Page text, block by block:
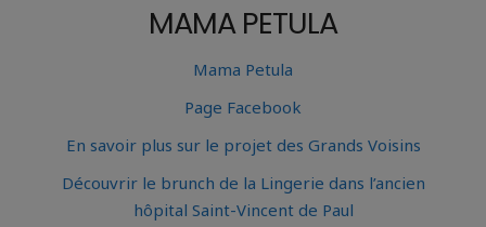
MAMA PETULA
Mama Petula
Page Facebook
En savoir plus sur le projet des Grands Voisins
Découvrir le brunch de la Lingerie dans l’ancien
hôpital Saint-Vincent de Paul